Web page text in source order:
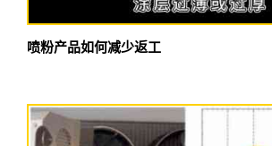
喷粉产品如何减少返工